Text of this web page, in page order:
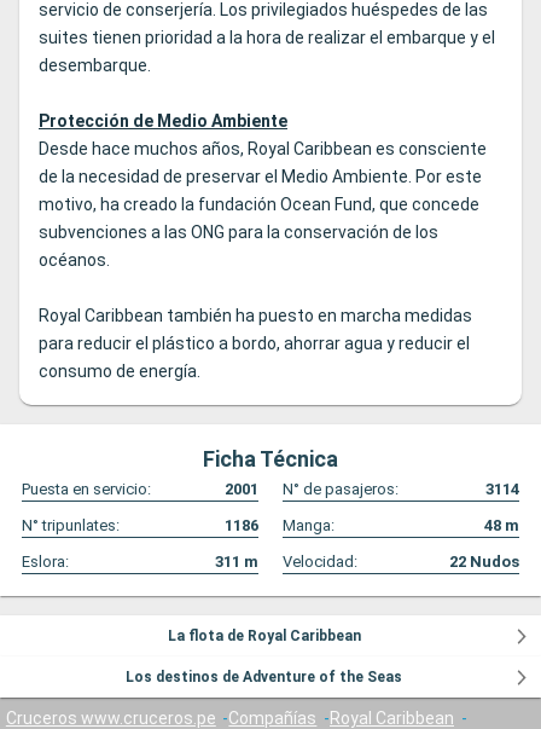
servicio de conserjería. Los privilegiados huéspedes de las
suites tienen prioridad a la hora de realizar el embarque y el
desembarque.
Protección de Medio Ambiente
Desde hace muchos años, Royal Caribbean es consciente
de la necesidad de preservar el Medio Ambiente. Por este
motivo, ha creado la fundación Ocean Fund, que concede
subvenciones a las ONG para la conservación de los
océanos.
Royal Caribbean también ha puesto en marcha medidas
para reducir el plástico a bordo, ahorrar agua y reducir el
consumo de energía.
Ficha Técnica
Puesta en servicio: 2001 N° de pasajeros:
3114
N° tripunlates:
1186 Manga: 48 m
Eslora:
311 m Velocidad: 22 Nudos
La flota de Royal Caribbean
Los destinos de Adventure of the Seas
Cruceros www.cruceros.pe Compañías
Royal Caribbean